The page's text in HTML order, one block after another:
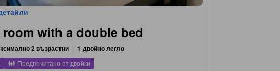
with a double bed
2 възрастни 1 двойно легло
Предпочитано от двойки